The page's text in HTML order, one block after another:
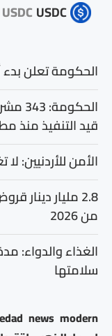
USDC
USDC
الحكومة تعلن
قيد التنفيذ منذ مطلع
الأمن للأردنيين:
2.8 مليار
من 2026
الغذاء والدواء:
سلامتها
modern
news